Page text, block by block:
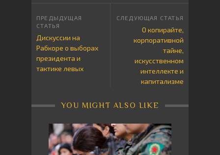
Дискуссии на
Рабкоре о выборах
президента и
тактике левых
О копирайте,
корпоративной
тайне,
искусственном
интеллекте и
капитализме
YOU MIGHT ALSO LIKE